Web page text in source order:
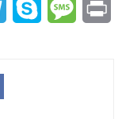
Print
Message